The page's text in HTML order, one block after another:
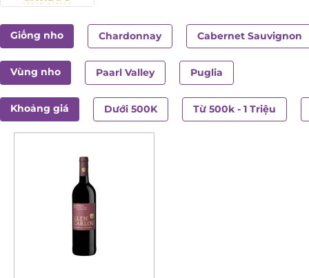
Giống nho Chardonnay Cabernet Sauvignon
Vùng nho Paarl Valley Puglia
Khoảng giá Dưới 500K Từ 500k - 1 Triệu